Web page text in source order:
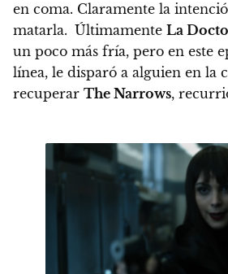
en coma. Claramente la
matarla. Últimamente La
un poco más fría, pero en este
línea, le disparó a alguien en la
recuperar The Narrows,